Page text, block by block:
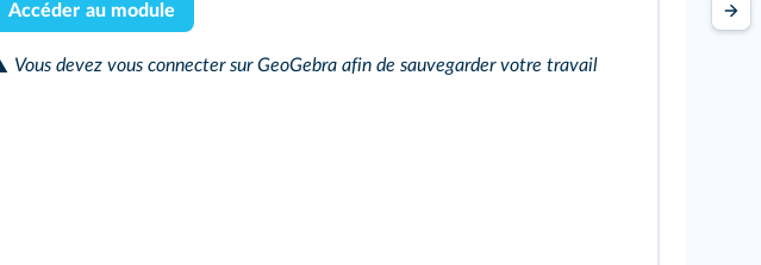
Accéder au module
Vous devez vous connecter sur GeoGebra afin de sauvegarder votre travail